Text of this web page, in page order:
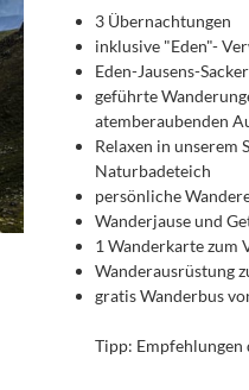
3 Übernachtungen
inklusive "Eden"-
Eden-Jausens-
geführte
atemberaubenden
Relaxen in unserem
Naturbadeteich
persönliche
Wanderjause und
1 Wanderkarte zum
Wanderausrüstung
gratis Wanderbus
Tipp: Empfehlungen